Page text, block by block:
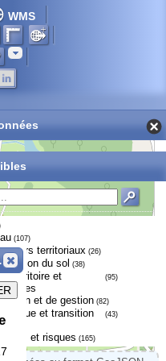
WMS
Adresse
(107)
territoriaux (26)
du sol (38)
territoire et
(95)
et de gestion (82)
et transition
(43)
et risques (165)